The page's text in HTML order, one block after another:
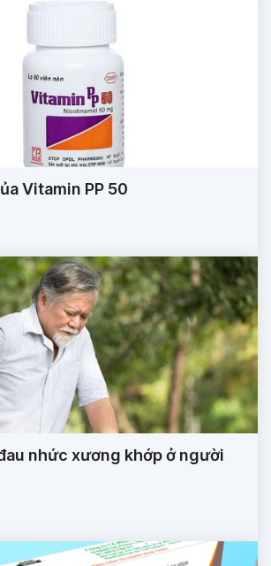
Vitamin PP 50
nhức xương khớp ở người